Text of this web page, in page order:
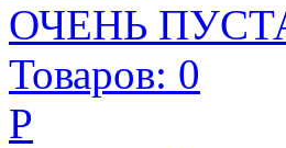
ОЧЕНЬ
Товаров: 0
Р